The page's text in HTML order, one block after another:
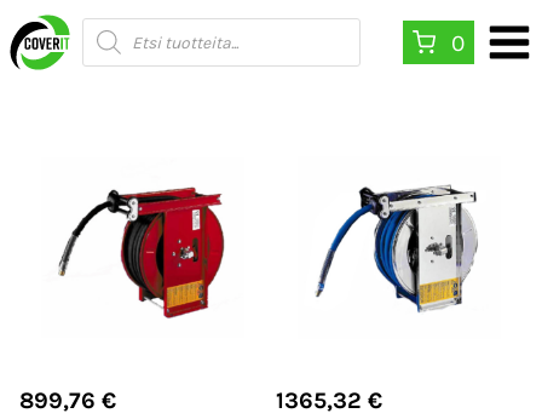
Siirry
sisältöön
Products
search
0
899,76 € 1365,32 €